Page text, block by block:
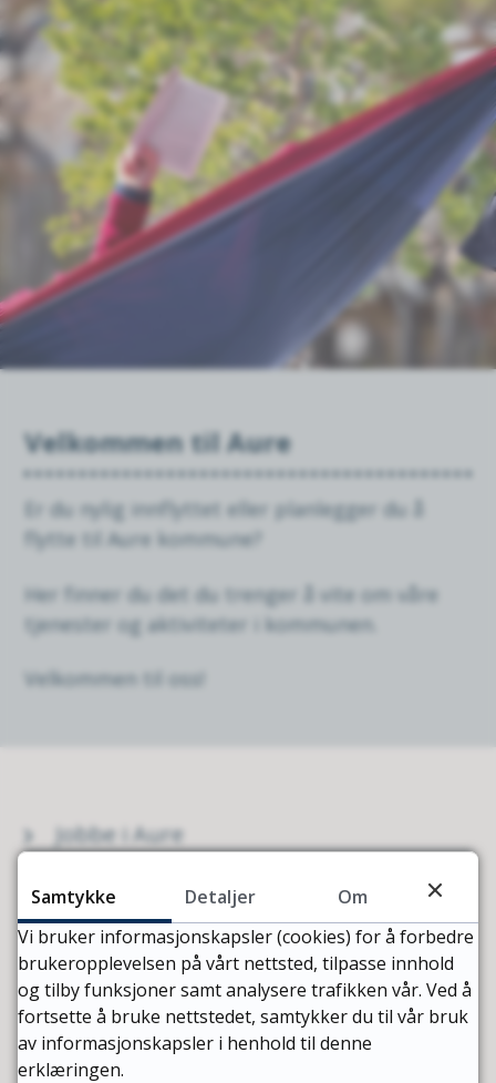
Velkommen til Aure
Er du nylig innflyttet eller planlegger du å
flytte til Aure kommune?
Her finner du det du trenger å vite om våre
tjenester og aktiviteter i kommunen.
Velkommen til oss!
Jobbe i Aure
Bo i Aure
Barnehage
Samtykke Detaljer
Om
Vi bruker informasjonskapsler (cookies) for å forbedre
brukeropplevelsen på vårt nettsted, tilpasse innhold
og tilby funksjoner samt analysere trafikken vår. Ved å
fortsette å bruke nettstedet, samtykker du til vår bruk
av informasjonskapsler i henhold til denne
erklæringen.